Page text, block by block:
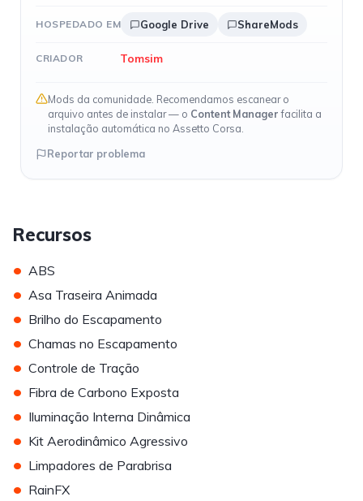
HOSPEDADO EM Google Drive ShareMods
CRIADOR Tomsim
Mods da comunidade. Recomendamos escanear o
arquivo antes de instalar — o Content Managerfacilita a
instalação automática no Assetto Corsa.
Reportar problema
Recursos
• ABS
• Asa Traseira Animada
• Brilho do Escapamento
• Chamas no Escapamento
• Controle de Tração
• Fibra de Carbono Exposta
• Iluminação Interna Dinâmica
• Kit Aerodinâmico Agressivo
• Limpadores de Parabrisa
• RainFX